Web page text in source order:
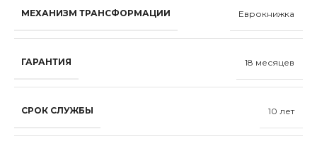
МЕХАНИЗМ ТРАНСФОРМАЦИИ Еврокнижка
ГАРАНТИЯ 18 месяцев
СРОК СЛУЖБЫ 10 лет